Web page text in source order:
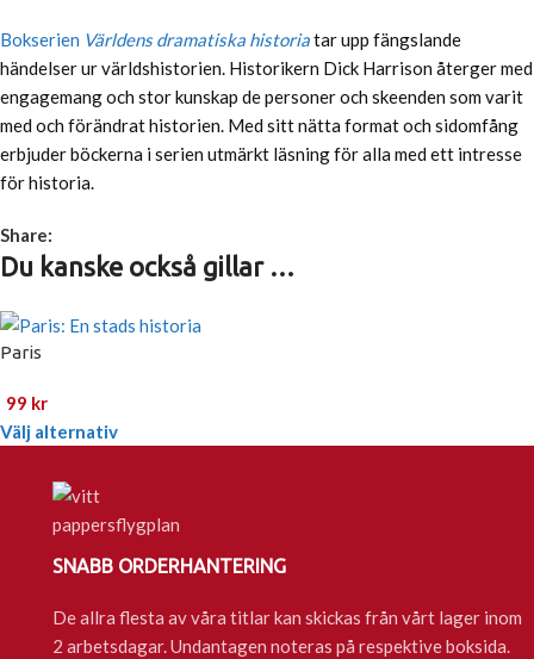
Bokserien Världens dramatiska historiatar upp fängslande
händelser ur världshistorien. Historikern Dick Harrison återger med
engagemang och stor kunskap de personer och skeenden som varit
med och förändrat historien. Med sitt nätta format och sidomfång
erbjuder böckerna i serien utmärkt läsning för alla med ett intresse
för historia.
Share:
Du kanske också gillar …
Paris
99 kr
Välj alternativ
SNABB ORDERHANTERING
De allra flesta av våra titlar kan skickas från vårt lager inom
2 arbetsdagar. Undantagen noteras på respektive boksida.